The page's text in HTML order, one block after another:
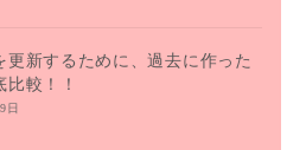
更新するために、過去に作った
比較！！
日